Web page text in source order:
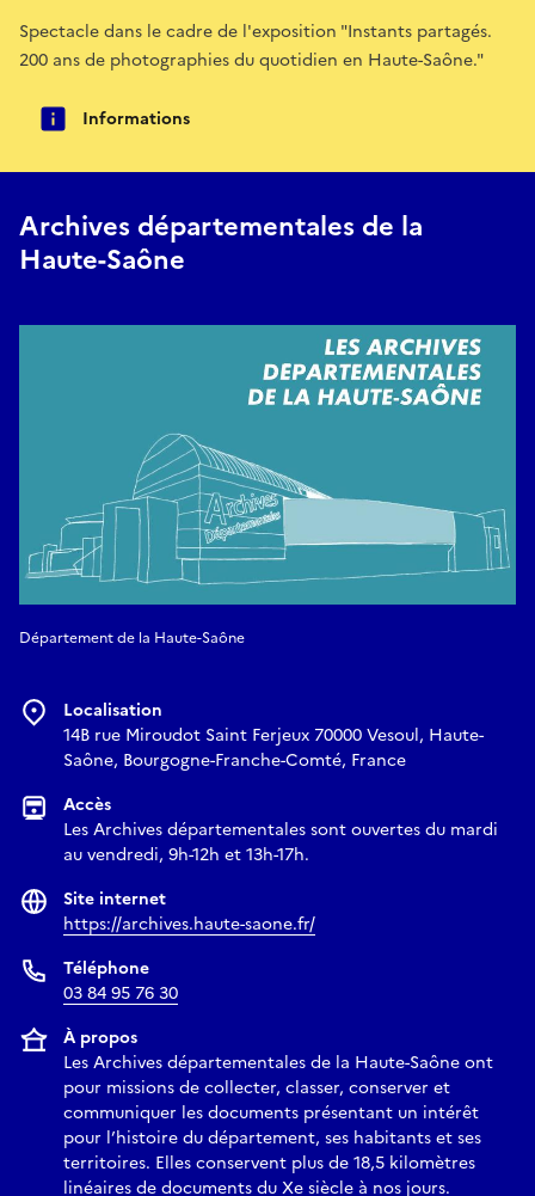
Spectacle dans le cadre de l'exposition "Instants partagés.
200 ans de photographies du quotidien en Haute-Saône."
Informations
Archives départementales de la
Haute-Saône
Département de la Haute-Saône
Localisation
14B rue Miroudot Saint Ferjeux 70000 Vesoul, Haute-
Saône, Bourgogne-Franche-Comté, France
Accès
Les Archives départementales sont ouvertes du mardi
au vendredi, 9h-12h et 13h-17h.
Site internet
https://archives.haute-saone.fr/
Téléphone
03 84 95 76 30
À propos
Les Archives départementales de la Haute-Saône ont
pour missions de collecter, classer, conserver et
communiquer les documents présentant un intérêt
pour l’histoire du département, ses habitants et ses
territoires. Elles conservent plus de 18,5 kilomètres
linéaires de documents du Xe siècle à nos jours.